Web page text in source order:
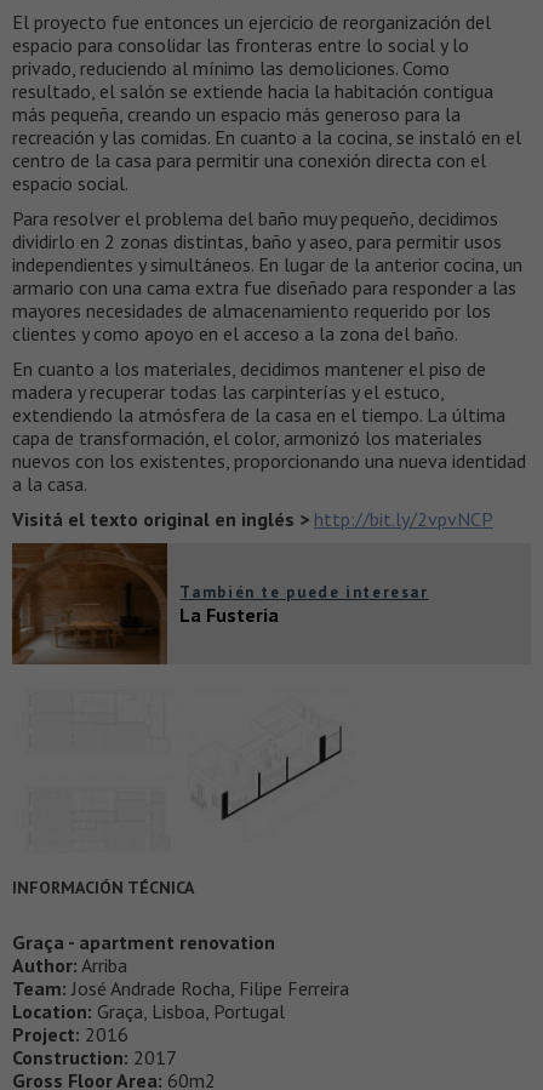
El proyecto fue entonces un ejercicio de reorganización del
espacio para consolidar las fronteras entre lo social y lo
privado, reduciendo al mínimo las demoliciones. Como
resultado, el salón se extiende hacia la habitación contigua
más pequeña, creando un espacio más generoso para la
recreación y las comidas. En cuanto a la cocina, se instaló en el
centro de la casa para permitir una conexión directa con el
espacio social.
Para resolver el problema del baño muy pequeño, decidimos
dividirlo en 2 zonas distintas, baño y aseo, para permitir usos
independientes y simultáneos. En lugar de la anterior cocina, un
armario con una cama extra fue diseñado para responder a las
mayores necesidades de almacenamiento requerido por los
clientes y como apoyo en el acceso a la zona del baño.
En cuanto a los materiales, decidimos mantener el piso de
madera y recuperar todas las carpinterías y el estuco,
extendiendo la atmósfera de la casa en el tiempo. La última
capa de transformación, el color, armonizó los materiales
nuevos con los existentes, proporcionando una nueva identidad
a la casa.
Visitá el texto original en inglés > http://bit.ly/2vpvNCP
También te puede interesar
La Fusteria
INFORMACIÓN TÉCNICA
Graça - apartment renovation
Author: Arriba
Team:José Andrade Rocha, Filipe Ferreira
Location: Graça, Lisboa, Portugal
Project: 2016
Construction: 2017
Gross Floor Area: 60m2